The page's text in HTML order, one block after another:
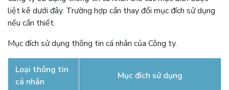
liệt kê dưới đây. Trường hợp cần thay đổi mục đích sử dụng
nếu cần thiết.
Mục đích sử dụng thông tin cá nhân của Công ty.
Loại thông tin
cá nhân
Mục đích sử dụng